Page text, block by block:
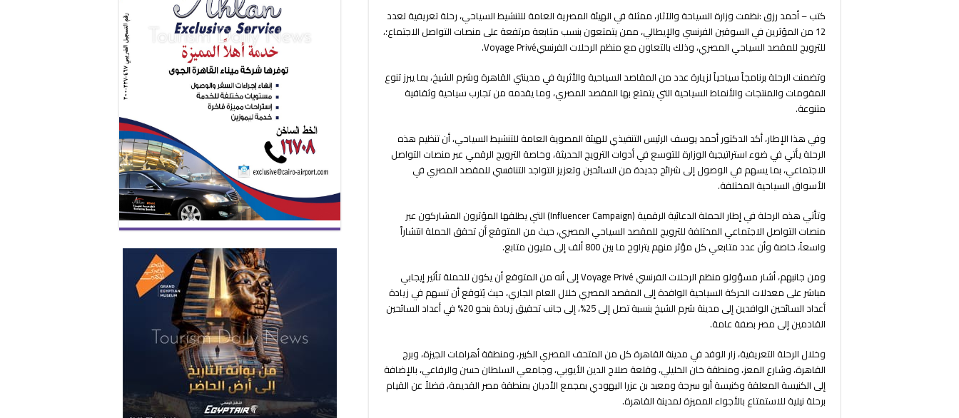
من
فرنسا
وإيطاليا
وشرم
الشيخ
مغلقة
كتب – أحمد رزق :نظمت وزارة السياحة والآثار، ممثلة في الهيئة المصرية العامة للتنشيط السياحي، رحلة تعريفية لعدد
12 من المؤثرين في السوقين الفرنسي والإيطالي، ممن يتمتعون بنسب متابعة مرتفعة على منصات التواصل الاجتماع؛،
للترويج للمقصد السياحي المصري، وذلك بالتعاون مع منظم الرحلات الفرنسيVoyage Privé.
وتضمنت الرحلة برنامجاً سياحياً لزيارة عدد من المقاصد السياحية والأثرية في مدينتي القاهرة وشرم الشيخ، بما يبرز تنوع
المقومات والمنتجات والأنماط السياحية التي يتمتع بها المقصد المصري، وما يقدمه من تجارب سياحية وثقافية
متنوعة.
وفي هذا الإطار، أكد الدكتور أحمد يوسف الرئيس التنفيذي للهيئة المصوية العامة للتنشيط السياحي، أن تنظيم هذه
الرحلة يأتي في ضوء استراتيجية الوزارة للتوسع في أدوات الترويج الحديثة، وخاصة الترويج الرقمي عبر منصات التواصل
الاجتماعي، بما يسهم في الوصول إلى شرائح جديدة من السائحين وتعزيز التواجد التنافسي للمقصد المصري في
الأسواق السياحية المختلفة.
وتأتي هذه الرحلة في إطار الحملة الدعائية الرقمية (Influencer Campaign) التي يطلقها المؤثرون المشاركون عبر
منصات التواصل الاجتماعي المختلفة للترويج للمقصد السياحي المصري، حيث من المتوقع أن تحقق الحملة انتشاراً
واسعاً، خاصة وأن عدد متابعي كل مؤثر منهم يتراوح ما بين 800 ألف إلى مليون متابع.
ومن جانبهم، أشار مسؤولو منظم الرحلات الفرنسي Voyage Privé إلى أنه من المتوقع أن يكون للحملة تأثير إيجابي
مباشر على معدلات الحركة السياحية الوافدة إلى المقصد المصري خلال العام الجاري، حيث يُتوقع أن تسهم في زيادة
أعداد السائحين الوافدين إلى مدينة شرم الشيخ بنسبة تصل إلى 25%، إلى جانب تحقيق زيادة بنحو 20% في أعداد السائحين
القادمين إلى مصر بصفة عامة.
وخلال الرحلة التعريفية، زار الوفد في مدينة القاهرة كل من المتحف المصري الكبير، ومنطقة أهرامات الجيزة، وبرج
القاهرة، وشارع المعز، ومنطقة خان الخليلي، وقلعة صلاح الدين الأيوبي، وجامعي السلطان حسن والرفاعي، بالإضافة
إلى الكنيسة المعلقة وكنيسة أبو سرجة ومعبد بن عزرا اليهودي بمجمع الأديان بمنطقة مصر القديمة، فضلاً عن القيام
برحلة نيلية للاستمتاع بالأجواء المميزة لمدينة القاهرة.